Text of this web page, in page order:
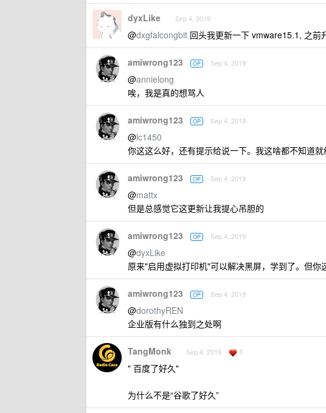
dyxLike Sep 4, 2019
@dxgfalcongbit 回头我更新一下 vmware15.1, 之前
amiwrong123 OP Sep 4, 2019
@annielong
唉，我是真的想骂人
amiwrong123 OP Sep 4, 2019
@lc1450
你这这么好，还有提示给说一下。我这啥都不知道就
amiwrong123 OP Sep 4, 2019
@mattx
但是总感觉它这更新让我提心吊胆的
amiwrong123 OP Sep 4, 2019
@dyxLike
原来"启用虚拟打印机"可以解决黑屏，学到了。但你
amiwrong123 OP Sep 4, 2019
@dorothyREN
企业版有什么独到之处啊
TangMonk Sep 4, 2019 1
" 百度了好久"
为什么不是“谷歌了好久”